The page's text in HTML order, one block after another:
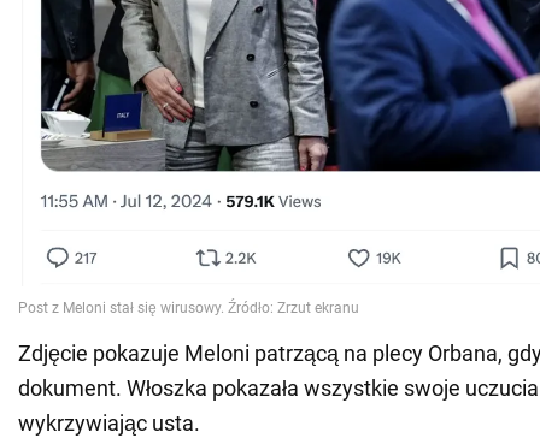
Zdjęcie pokazuje Meloni patrzącą na plecy Orbana,
dokument. Włoszka pokazała wszystkie swoje
wykrzywiając usta.